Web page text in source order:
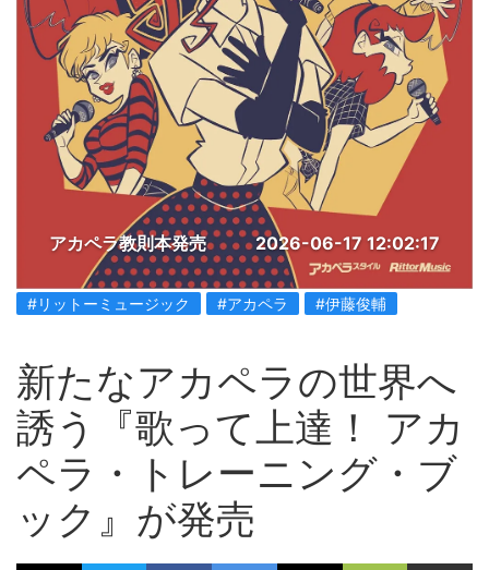
アカペラ教則本発売 2026-06-17 12:02:17
#リットーミュージック #アカペラ #伊藤俊輔
新たなアカペラの世界へ
誘う『歌って上達！ アカ
ペラ・トレーニング・ブ
ック』が発売